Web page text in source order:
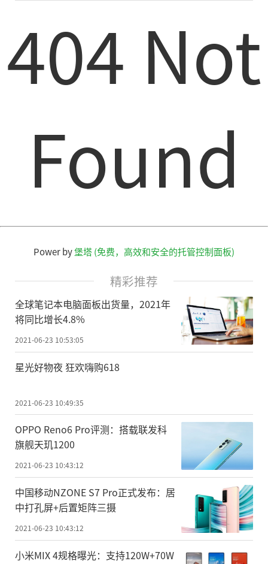
404 Not
Found
Power by堡塔 (免费，高效和安全的托管控制面板)
精彩推荐
全球笔记本电脑面板出货量，2021年
将同比增长4.8%
2021-06-23 10:53:05
星光好物夜 狂欢嗨购618
2021-06-23 10:49:35
OPPO Reno6 Pro评测：搭载联发科
旗舰天玑1200
2021-06-23 10:43:12
中国移动NZONE S7 Pro正式发布：居
中打孔屏+后置矩阵三摄
2021-06-23 10:43:12
小米MIX 4规格曝光：支持120W+70W